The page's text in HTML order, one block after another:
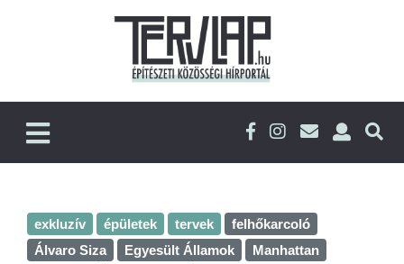
exkluzív épületek tervek
felhőkarcoló
Álvaro Siza
Egyesült Államok
Manhattan